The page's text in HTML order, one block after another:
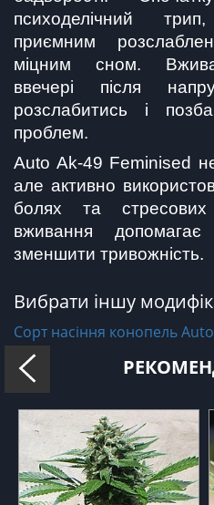
психоделічний
приємним
міцним сном.
ввечері після
розслабитись і
проблем.
Auto Ak-49 Feminised
але активно
болях та
вживання
зменшити тривожність.
Вибрати іншу
Сорт насіння конопель